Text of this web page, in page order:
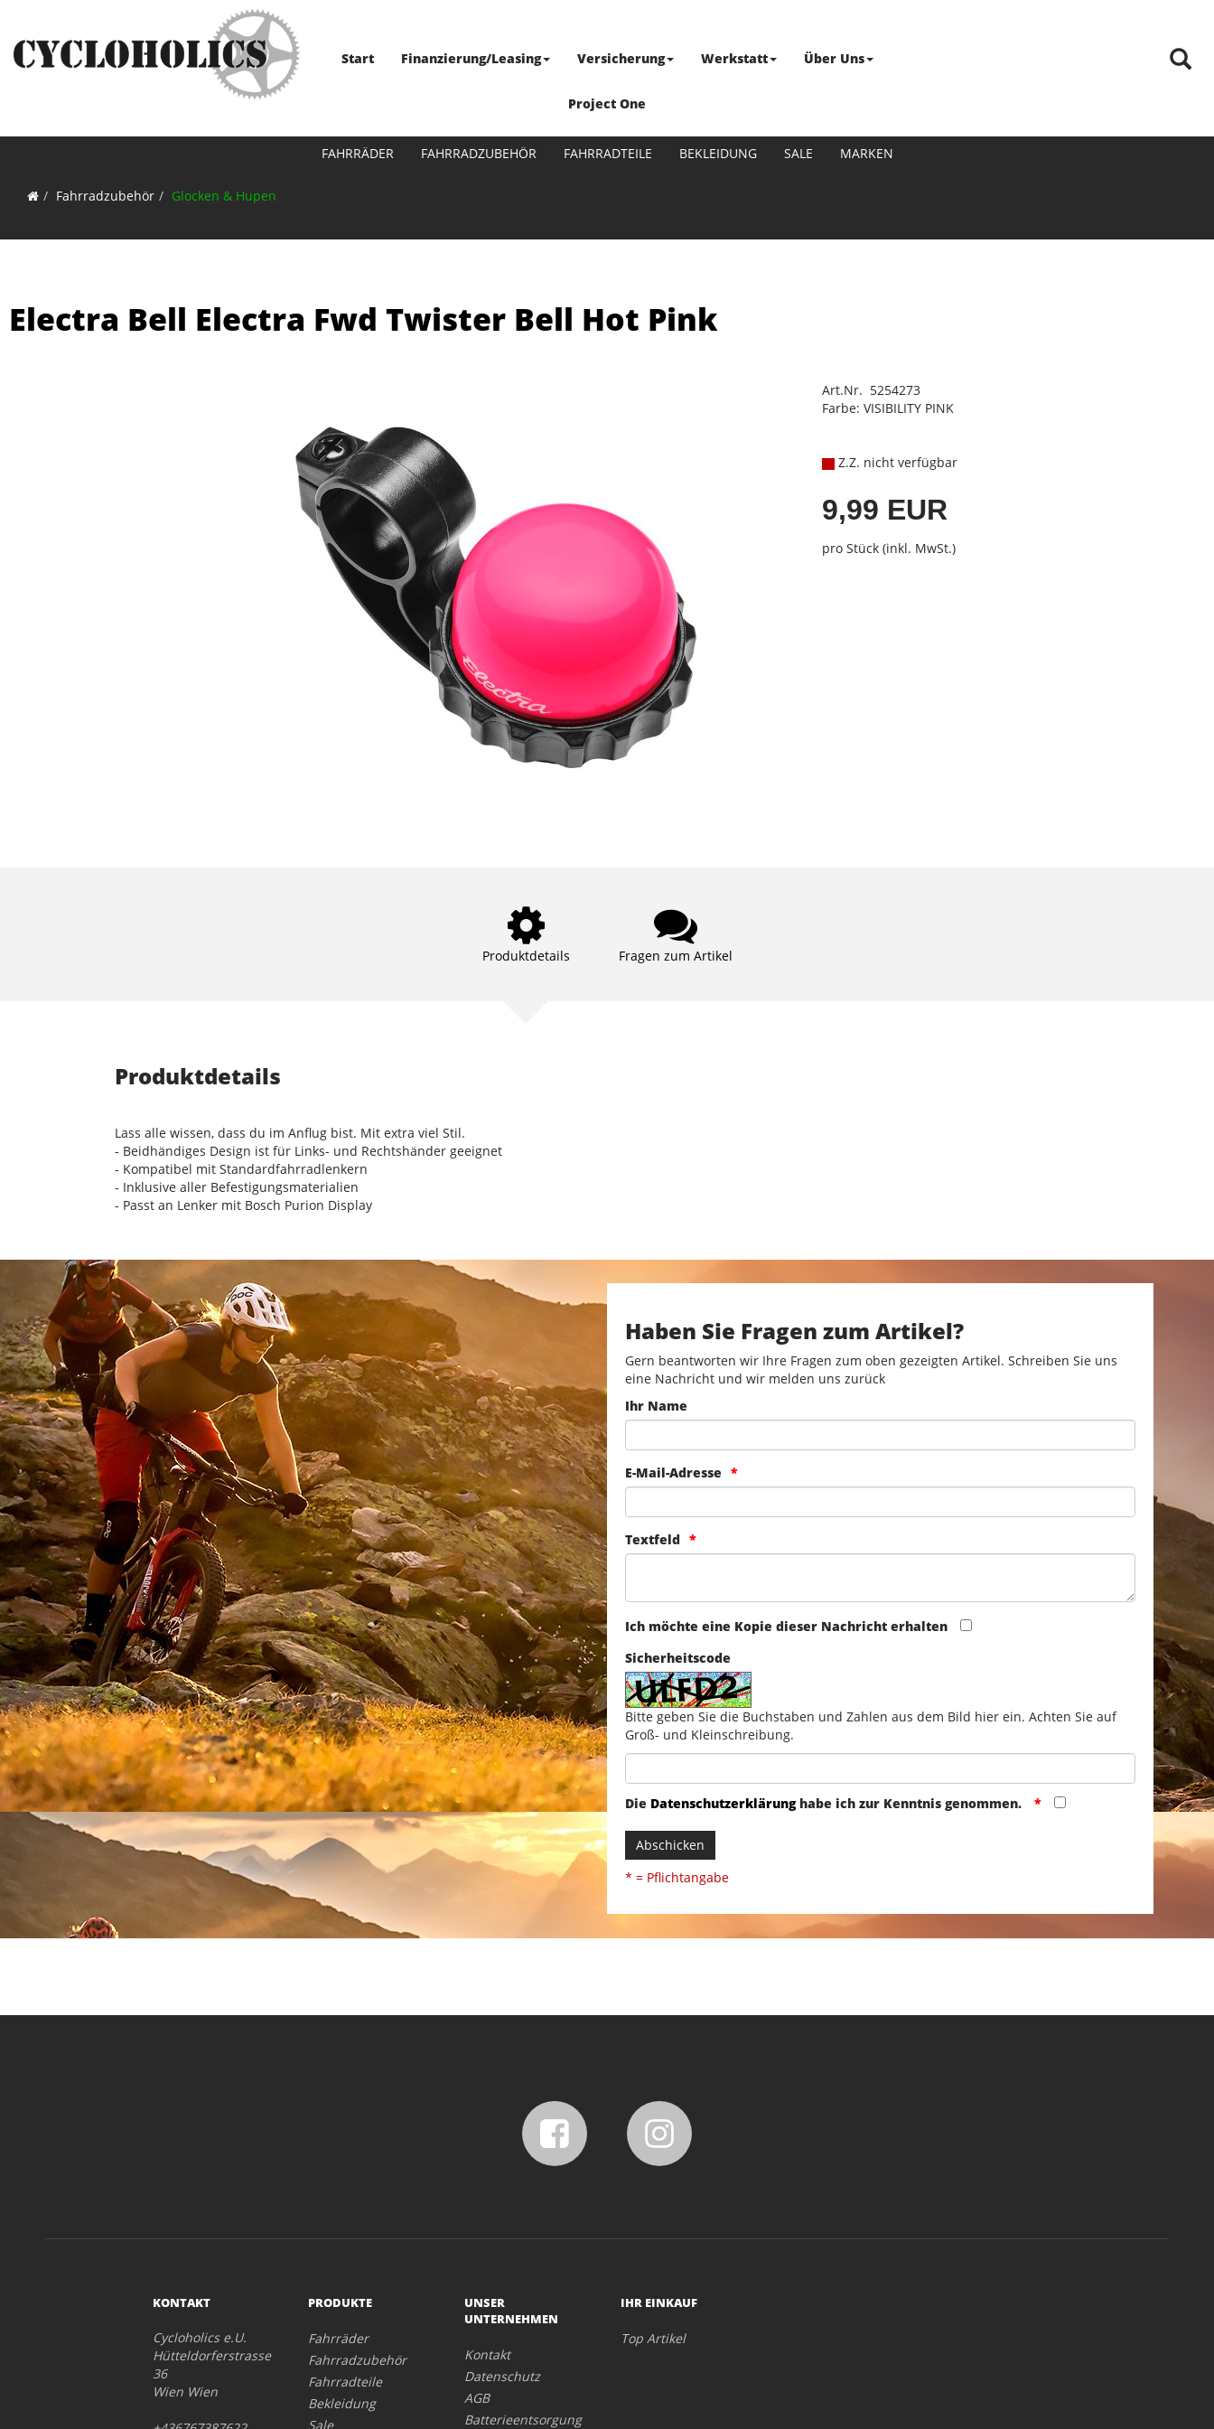
Start Finanzierung/Leasing Versicherung Werkstatt Über Uns
Project One
FAHRRÄDER FAHRRADZUBEHÖR FAHRRADTEILE BEKLEIDUNG SALE MARKEN
Fahrradzubehör Glocken & Hupen
Electra Bell Electra Fwd Twister Bell Hot Pink
Art.Nr. 5254273
Farbe: VISIBILITY PINK
Z.Z. nicht verfügbar
9,99 EUR
pro Stück (inkl. MwSt.)
Produktdetails Fragen zum Artikel
Produktdetails
Lass alle wissen, dass du im Anflug bist. Mit extra viel Stil.
- Beidhändiges Design ist für Links- und Rechtshänder geeignet
- Kompatibel mit Standardfahrradlenkern
- Inklusive aller Befestigungsmaterialien
- Passt an Lenker mit Bosch Purion Display
Haben Sie Fragen zum Artikel?
Gern beantworten wir Ihre Fragen zum oben gezeigten Artikel. Schreiben Sie uns
eine Nachricht und wir melden uns zurück
Ihr Name
E-Mail-Adresse
Textfeld
Ich möchte eine Kopie dieser Nachricht erhalten
Sicherheitscode
Bitte geben Sie die Buchstaben und Zahlen aus dem Bild hier ein. Achten Sie auf
Groß- und Kleinschreibung.
Die Datenschutzerklärunghabe ich zur Kenntnis genommen.
Abschicken
* = Pflichtangabe
KONTAKT
Cycloholics e.U.
Hütteldorferstrasse
36
Wien Wien
PRODUKTE
Fahrräder
Fahrradzubehör
Fahrradteile
Bekleidung
Sale
UNSER
UNTERNEHMEN
Kontakt
Datenschutz
AGB
Batterieentsorgung
IHR EINKAUF
Top Artikel